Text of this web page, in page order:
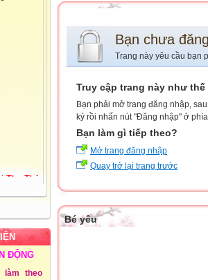
Tiểu
1
3 -
ĐỘNG
làm theo
Bạn chưa
Trang này yêu cầu bạn
Truy cập trang này như thế
Bạn phải mở trang đăng nhập,
ký rồi nhấn nút "Đăng nhập" ở
Bạn làm gì tiếp theo?
Mở trang đăng nhập
Quay trở lại trang trước
Bé yêu